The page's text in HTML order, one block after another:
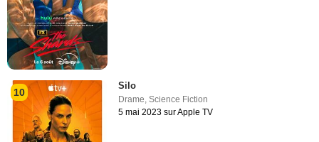
10
Silo
Drame,Science Fiction
5 mai 2023 sur Apple TV